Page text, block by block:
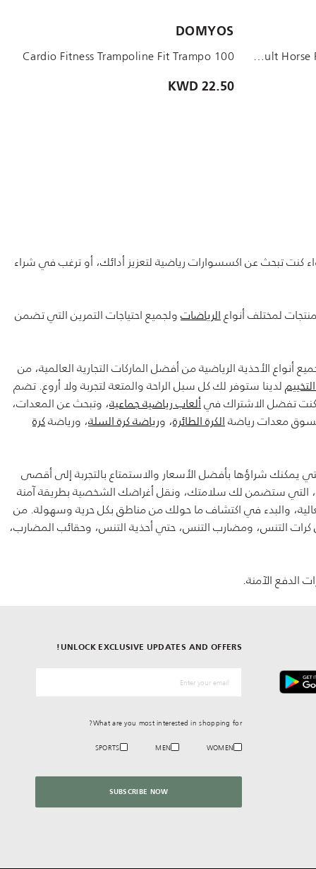
BLACK Adult Horse Riding Half Chaps 500 - Black
DOMYOS
Cardio Fitness Trampoline Fit Trampo 100
22.50 KWD
كنت تبحث عن اكسسوارات رياضية لتعزيز أدائك، أو ترغب في شراء
لمختلف أنواع الرياضات ولجميع احتياجات التمرين التي تضمن
الأحذية الرياضية من أفضل الماركات التجارية العالمية، من
لدينا ستوفر لك كل سبل الراحة والمتعة لتجربة ولا أروع. تضم
كنت تفضل الاشتراك فيألعاب رياضية جماعية، وتبحث عن المعدات،
تسوق معدات رياضة الكرة الطائرة، ورياضة كرة السلة، ورياضةكرة
يمكنك شراؤها بأفضل الأسعار والاستمتاع بالتجربة إلى أقصى
، التي ستضمن لك سلامتك، ونقل أغراضك الشخصية بطريقة آمنة
والبدء في اكتشاف ما حولك من مناطق بكل حرية وسهولة. من
التنس، ومضارب التنس، حتي أحذية التنس، وحقائب المضارب،
الدفع الآمنة.
UNLOCK EXCLUSIVE UPDATES AND OFFERS!
What are you most interested in shopping for?
WOMEN
MEN
SPORTS
SUBSCRIBE NOW